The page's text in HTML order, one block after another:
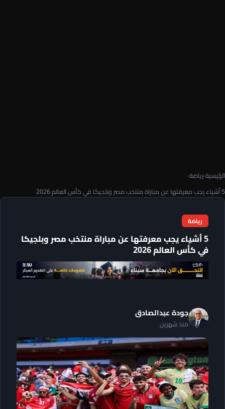
الرئيسية›رياضة›
5 أشياء يجب معرفتها عن مباراة منتخب مصر وبلجيكا في كأس العالم 2026
رياضة
5 أشياء يجب معرفتها عن مباراة منتخب مصر وبلجيكا
في كأس العالم 2026
جودة عبدالصادق
منذ شهرين